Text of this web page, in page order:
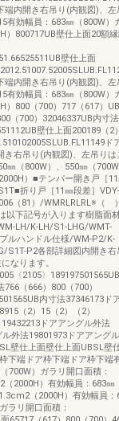
端内開き右吊り(内観図)、左
有効幅員：683㎜（800W）
）800717UB壁仕上面20額縁
壁仕上面
端内開き右吊り(内観図)、左
有効幅員：683㎜（800W）
）800（700）717（617）
（700）32046337UB内寸法
壁仕上面200189（2）
ド
右吊り(内観図)、左吊りは
（800W）、550㎜（700W
）■テンパー開き戸［11
折り戸［11㎜段差］VDY-
（81）/WMRLRLRL※（
以下記号が入ります樹脂面
LH/K-LH/S1-LHG/WMT-
ルハンドル仕様/WM-P2/K-
S1T-P2各部詳細図内開き右
なります。
〈2105〉
（666）800（700）
内寸法37346173ド
（2）15（2）（2）
ドアアングル外法
外法19801973ドアアング
壁仕上面壁仕上面UBSL壁
下端ドア枠下端ドア枠下端
700W）ガラリ開口面積：
2000H）有効幅員：683㎜
（2000H）有効幅員：
ラリ開口面積：